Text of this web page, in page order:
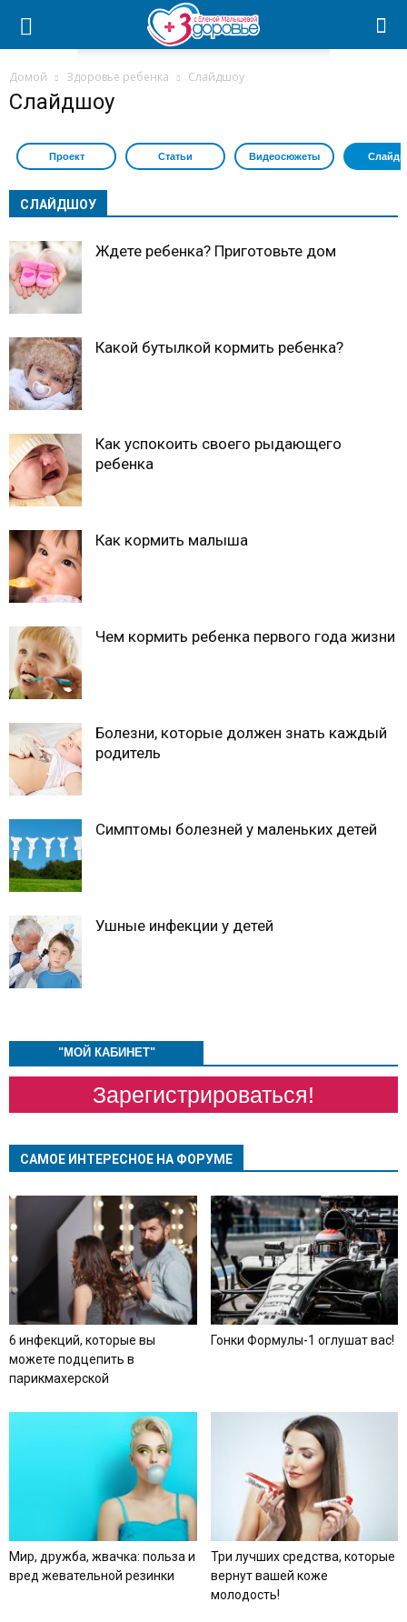
Домой Здоровье ребенка Слайдшоу
Слайдшоу
Проект Статьи Видеосюжеты
СЛАЙДШОУ
Ждете ребенка? Приготовьте дом
Какой бутылкой кормить ребенка?
Как успокоить своего рыдающего
ребенка
Как кормить малыша
Чем кормить ребенка первого года жизни
Болезни, которые должен знать каждый
родитель
Симптомы болезней у маленьких детей
Ушные инфекции у детей
"МОЙ КАБИНЕТ"
Зарегистрироваться!
САМОЕ ИНТЕРЕСНОЕ НА ФОРУМЕ
6 инфекций, которые вы
можете подцепить в
парикмахерской
Гонки Формулы-1 оглушат вас!
Мир, дружба, жвачка: польза и
вред жевательной резинки
Три лучших средства, которые
вернут вашей коже
молодость!